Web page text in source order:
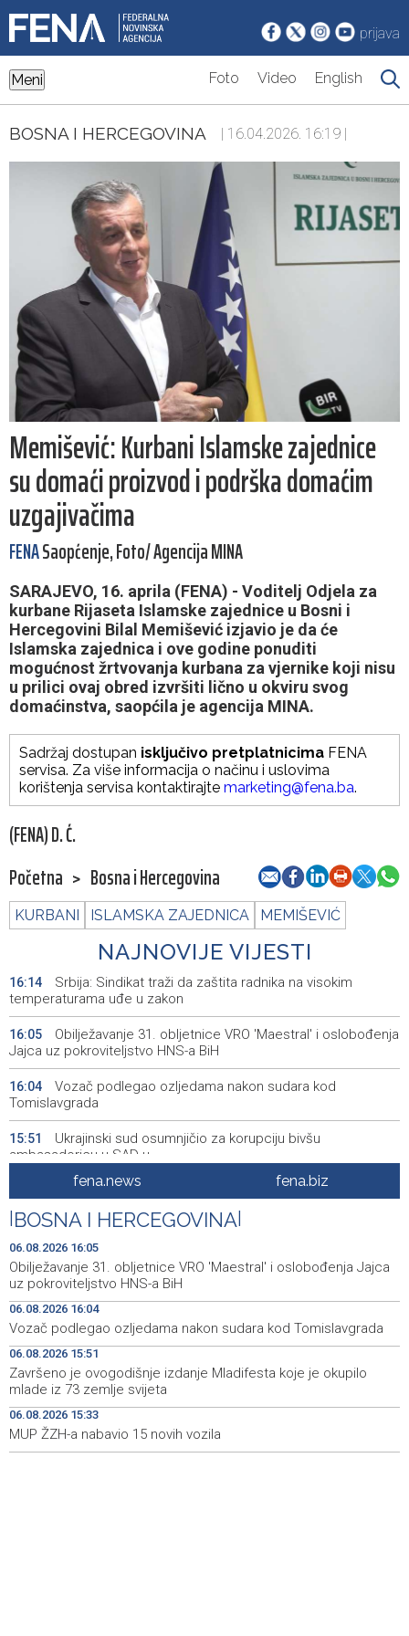
prijava
Meni Foto Video English
BOSNA I HERCEGOVINA | 16.04.2026. 16:19 |
Memišević: Kurbani Islamske zajednice
su domaći proizvod i podrška domaćim
uzgajivačima
FENASaopćenje, Foto/ Agencija MINA
SARAJEVO, 16. aprila (FENA) - Voditelj Odjela za
kurbane Rijaseta Islamske zajednice u Bosni i
Hercegovini Bilal Memišević izjavio je da će
Islamska zajednica i ove godine ponuditi
mogućnost žrtvovanja kurbana za vjernike koji nisu
u prilici ovaj obred izvršiti lično u okviru svog
domaćinstva, saopćila je agencija MINA.
Sadržaj dostupan isključivo pretplatnicima FENA
servisa. Za više informacija o načinu i uslovima
korištenja servisa kontaktirajte marketing@fena.ba.
(FENA) D. Ć.
Početna > Bosna i Hercegovina
KURBANI ISLAMSKA ZAJEDNICA MEMIŠEVIĆ
NAJNOVIJE VIJESTI
16:14
Srbija: Sindikat traži da zaštita radnika na visokim
temperaturama uđe u zakon
16:05
Obilježavanje 31. obljetnice VRO 'Maestral' i oslobođenja
Jajca uz pokroviteljstvo HNS-a BiH
16:04
Vozač podlegao ozljedama nakon sudara kod
Tomislavgrada
15:51
Ukrajinski sud osumnjičio za korupciju bivšu
ambasadoricu u SAD-u
Završeno je ovogodišnje izdanje Mladifesta koje je
okupilo mlade iz 73 zemlje svijeta
15:48
Toplotni val primorao Rumuniju i Mađarsku na mjere
štednje električne energije
15:33 MUP ŽZH-a nabavio 15 novih vozila
15:27
Vlada FBiH - 530.000 KM za oblast kulture i sporta, te
vjerske institucije
15:25
ISPRAVKA - Vlada USK usvojila programe vrijedne više
miliona KM za infrastrukturu, privredu i mlade
15:19 Foruma brčanske dijaspore u znaku globalnog iskustva
fena.news fena.biz
BOSNA I HERCEGOVINA
06.08.2026 16:05
Obilježavanje 31. obljetnice VRO 'Maestral' i oslobođenja Jajca
uz pokroviteljstvo HNS-a BiH
06.08.2026 16:04
Vozač podlegao ozljedama nakon sudara kod Tomislavgrada
06.08.2026 15:51
Završeno je ovogodišnje izdanje Mladifesta koje je okupilo
mlade iz 73 zemlje svijeta
06.08.2026 15:33
MUP ŽZH-a nabavio 15 novih vozila